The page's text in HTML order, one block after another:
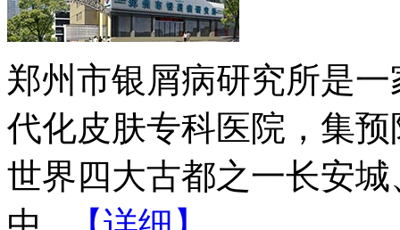
郑州市银屑病研究所是
代化皮肤专科医院，集
世界四大古都之一长安